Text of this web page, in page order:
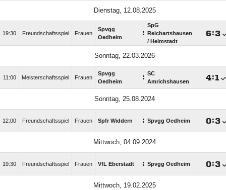
Dienstag, 12.08.2025
19:30 Freundschaftsspiel Frauen
Spvgg
Oedheim
:
SpG
Reichartshausen
/​ Helmstadt
:
Sonntag, 22.03.2026
11:00 Meisterschaftsspiel Frauen
Spvgg
Oedheim
: SC
Amrichshausen
:
Sonntag, 25.08.2024
12:00 Freundschaftsspiel Frauen Spfr Widdern : Spvgg Oedheim :
Mittwoch, 04.09.2024
19:30 Freundschaftsspiel Frauen VfL Eberstadt : Spvgg Oedheim :
Mittwoch, 19.02.2025